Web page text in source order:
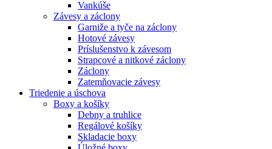
Vankúše
Závesy a záclony
Garniže a tyče na záclony
Hotové závesy
Príslušenstvo k závesom
Strapcové a nitkové záclony
Záclony
Zatemňovacie závesy
Triedenie a úschova
Boxy a košíky
Debny a truhlice
Regálové košíky
Skladacie boxy